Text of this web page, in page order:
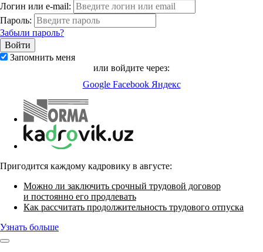
Логин или e-mail:
Пароль:
Забыли пароль?
Запомнить меня
или войдите через:
Google Facebook Яндекс
Пригодится каждому кадровику в августе:
Можно ли заключить срочный трудовой договор
и постоянно его продлевать
Как рассчитать продолжительность трудового отпуска
Узнать больше